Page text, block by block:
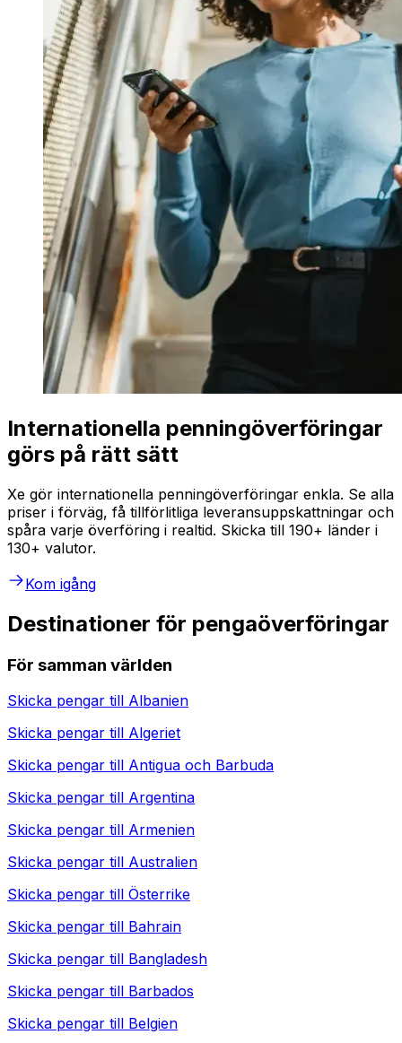
Internationella penningöverföringar
görs på rätt sätt
Xe gör internationella penningöverföringar enkla. Se alla
priser i förväg, få tillförlitliga leveransuppskattningar och
spåra varje överföring i realtid. Skicka till 190+ länder i
130+ valutor.
Kom igång
Destinationer för pengaöverföringar
För samman världen
Skicka pengar till Albanien
Skicka pengar till Algeriet
Skicka pengar till Antigua och Barbuda
Skicka pengar till Argentina
Skicka pengar till Armenien
Skicka pengar till Australien
Skicka pengar till Österrike
Skicka pengar till Bahrain
Skicka pengar till Bangladesh
Skicka pengar till Barbados
Skicka pengar till Belgien